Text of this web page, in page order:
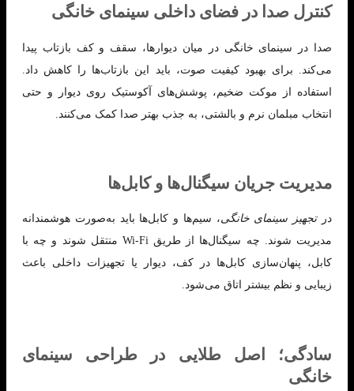
کنترل صدا در فضای داخلی سینمای خانگی
صدا در سینمای خانگی در میان دیوارها، سقف و کف بازتاب پیدا
می‌کند. برای بهبود کیفیت صوت، باید این بازتاب‌ها را کاهش داد.
استفاده از موکت ضخیم، پوشش‌های آکوستیک روی دیوار و حتی
انتخاب مبلمان نرم و بالشتی، به جذب بهتر صدا کمک می‌کنند.
مدیریت جریان سیگنال‌ها و کابل‌ها
درتجهیز سینمای خانگی، سیم‌ها و کابل‌ها باید به‌صورت هوشمندانه
مدیریت شوند. چه سیگنال‌ها از طریق Wi-Fi منتقل شوند و چه با
کابل، پنهان‌سازی کابل‌ها در کف، دیوار یا تجهیزات داخلی باعث
زیبایی و نظم بیشتر اتاق می‌شود.
سادگی؛ اصل طلایی در طراحی سینمای
خانگی